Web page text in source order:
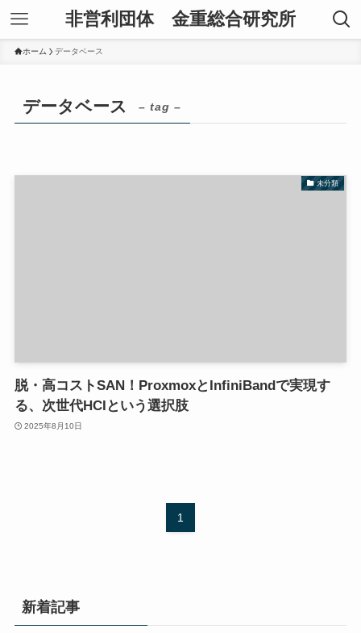
非営利団体 金重総合研究所
ホーム データベース
データベース – tag –
未分類
脱・高コストSAN！ProxmoxとInfiniBandで実現す
る、次世代HCIという選択肢
2025年8月10日
1
新着記事